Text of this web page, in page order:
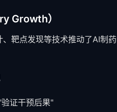
Growth）
靶点发现等技术推动了AI制
证干预后果"